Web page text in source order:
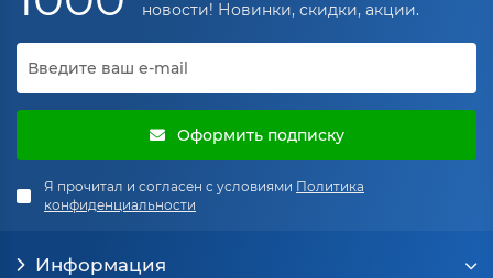
новости! Новинки, скидки, акции.
Оформить подписку
Я прочитал и согласен с условиями Политика
конфиденциальности
Информация